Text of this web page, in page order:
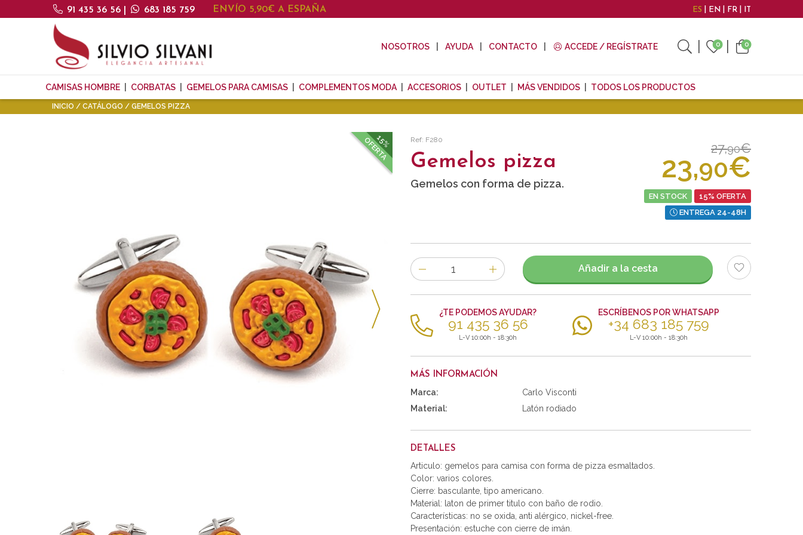
91 435 36 56 683 185 759 ENVÍO 5,90€ A ESPAÑA ES EN FR IT
NOSOTROS AYUDA CONTACTO ACCEDE / REGÍSTRATE 0 0
CAMISAS HOMBRE CORBATAS GEMELOS PARA CAMISAS COMPLEMENTOS MODA ACCESORIOS OUTLET MÁS VENDIDOS TODOS LOS PRODUCTOS
INICIO CATÁLOGO GEMELOS PIZZA
15%
OFERTA Ref: F280
Gemelos pizza
Gemelos con forma de pizza.
27,90€
23,90€
EN STOCK
15% OFERTA
ENTREGA 24-48H
Número
de
artículos
Añadir a la cesta
¿TE PODEMOS AYUDAR?
91 435 36 56
L-V 10:00h - 18:30h
ESCRÍBENOS POR WHATSAPP
+34 683 185 759
L-V 10:00h - 18:30h
MÁS INFORMACIÓN
Marca:
Carlo Visconti
Material:
Latón rodiado
DETALLES
Articulo: gemelos para camisa con forma de pizza esmaltados.
Color: varios colores.
Cierre: basculante, tipo americano.
Material: laton de primer titulo con baño de rodio.
Características: no se oxida, anti alérgico, nickel-free.
Presentación: estuche con cierre de imán.